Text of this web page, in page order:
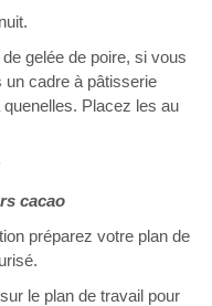
gelée de poire, si vous
cadre à pâtisserie
Placez les au
cacao
préparez votre plan de
le plan de travail pour